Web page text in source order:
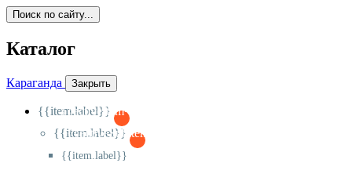
Поиск по сайту...
Каталог
Караганда Закрыть
{{item.label}}
{{activeItem==item.id?'-
{{item.label}}
{{activeSubitem==item.id?'-
{{item.label}}